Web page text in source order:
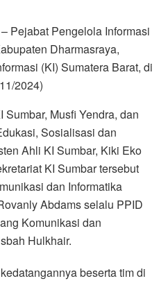
– Pejabat Pengelola Informasi
Dharmasraya,
(KI) Sumatera Barat, di
2024)
Musfi Yendra, dan
Sosialisasi dan
Ahli KI Sumbar, Kiki Eko
KI Sumbar tersebut
dan Informatika
Abdams selalu PPID
Komunikasi dan
Hulkhair.
beserta tim di